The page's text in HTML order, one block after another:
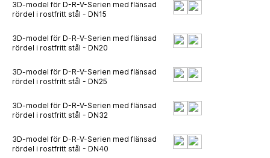
3D-model för D-R-V-Serien med flänsad
rördel i rostfritt stål - DN15
3D-model för D-R-V-Serien med flänsad
rördel i rostfritt stål - DN20
3D-model för D-R-V-Serien med flänsad
rördel i rostfritt stål - DN25
3D-model för D-R-V-Serien med flänsad
rördel i rostfritt stål - DN32
3D-model för D-R-V-Serien med flänsad
rördel i rostfritt stål - DN40